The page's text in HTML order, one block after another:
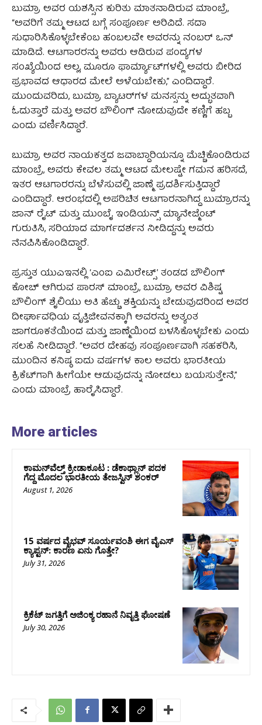
ಬುಮ್ರಾ ಅವರ ಯಶಸ್ಸಿನ ಕುರಿತು ಮಾತನಾಡಿರುವ ಮಾಂಬ್ರೆ,
“ಅವರಿಗೆ ತಮ್ಮ ಆಟದ ಬಗ್ಗೆ ಸಂಪೂರ್ಣ ಅರಿವಿದೆ. ಸದಾ
ಸುಧಾರಿಸಿಕೊಳ್ಳಬೇಕೆಂಬ ಹಂಬಲವೇ ಅವರನ್ನು ನಂಬರ್ ಒನ್
ಮಾಡಿದೆ. ಆಟಗಾರರನ್ನು ಅವರು ಆಡಿರುವ ಪಂದ್ಯಗಳ
ಸಂಖ್ಯೆಯಿಂದ ಅಲ್ಲ, ಮೂರೂ ಫಾರ್ಮ್ಯಾಟ್‌ಗಳಲ್ಲಿ ಅವರು ಬೀರಿದ
ಪ್ರಭಾವದ ಆಧಾರದ ಮೇಲೆ ಅಳೆಯಬೇಕು,” ಎಂದಿದ್ದಾರೆ.
ಮುಂದುವರಿದು, ಬುಮ್ರಾ ಬ್ಯಾಟರ್‌ಗಳ ಮನಸ್ಸನ್ನು ಅದ್ಭುತವಾಗಿ
ಓದುತ್ತಾರೆ ಮತ್ತು ಅವರ ಬೌಲಿಂಗ್ ನೋಡುವುದೇ ಕಣ್ಣಿಗೆ ಹಬ್ಬ
ಎಂದು ವರ್ಣಿಸಿದ್ದಾರೆ.
ಬುಮ್ರಾ ಅವರ ನಾಯಕತ್ವದ ಜವಾಬ್ದಾರಿಯನ್ನೂ ಮೆಚ್ಚಿಕೊಂಡಿರುವ
ಮಾಂಬ್ರೆ, ಅವರು ಕೇವಲ ತಮ್ಮ ಆಟದ ಮೇಲಷ್ಟೇ ಗಮನ ಹರಿಸದೆ,
ಇತರ ಆಟಗಾರರನ್ನು ಬೆಳೆಸುವಲ್ಲಿ ಜಾಣ್ಮೆ ಪ್ರದರ್ಶಿಸುತ್ತಿದ್ದಾರೆ
ಎಂದಿದ್ದಾರೆ. ಆರಂಭದಲ್ಲಿ ಅಪರಿಚಿತ ಆಟಗಾರನಾಗಿದ್ದ ಬುಮ್ರಾರನ್ನು
ಜಾನ್ ರೈಟ್ ಮತ್ತು ಮುಂಬೈ ಇಂಡಿಯನ್ಸ್ ಮ್ಯಾನೇಜ್ಮೆಂಟ್
ಗುರುತಿಸಿ, ಸರಿಯಾದ ಮಾರ್ಗದರ್ಶನ ನೀಡಿದ್ದನ್ನು ಅವರು
ನೆನಪಿಸಿಕೊಂಡಿದ್ದಾರೆ.
ಪ್ರಸ್ತುತ ಯುಎಇನಲ್ಲಿ ‘ಎಂಐ ಎಮಿರೇಟ್ಸ್’ ತಂಡದ ಬೌಲಿಂಗ್
ಕೋಚ್ ಆಗಿರುವ ಪಾರಸ್ ಮಾಂಬ್ರೆ, ಬುಮ್ರಾ ಅವರ ವಿಶಿಷ್ಟ
ಬೌಲಿಂಗ್ ಶೈಲಿಯು ಅತಿ ಹೆಚ್ಚು ಶಕ್ತಿಯನ್ನು ಬೇಡುವುದರಿಂದ ಅವರ
ದೀರ್ಘಾವಧಿಯ ವೃತ್ತಿಜೀವನಕ್ಕಾಗಿ ಅವರನ್ನು ಅತ್ಯಂತ
ಜಾಗರೂಕತೆಯಿಂದ ಮತ್ತು ಜಾಣ್ಮೆಯಿಂದ ಬಳಸಿಕೊಳ್ಳಬೇಕು ಎಂದು
ಸಲಹೆ ನೀಡಿದ್ದಾರೆ. “ಅವರ ದೇಹವು ಸಂಪೂರ್ಣವಾಗಿ ಸಹಕರಿಸಿ,
ಮುಂದಿನ ಕನಿಷ್ಠ ಐದು ವರ್ಷಗಳ ಕಾಲ ಅವರು ಭಾರತೀಯ
ಕ್ರಿಕೆಟ್‌ಗಾಗಿ ಹೀಗೆಯೇ ಆಡುವುದನ್ನು ನೋಡಲು ಬಯಸುತ್ತೇನೆ,”
ಎಂದು ಮಾಂಬ್ರೆ ಹಾರೈಸಿದ್ದಾರೆ.
More articles
ಕಾಮನ್‌ವೆಲ್ತ್ ಕ್ರೀಡಾಕೂಟ : ಡೆಕಾಥ್ಲಾನ್ ಪದಕ
ಗೆದ್ದ ಮೊದಲ ಭಾರತೀಯ ತೇಜಸ್ವಿನ್ ಶಂಕರ್
August 1, 2026
15 ವರ್ಷದ ವೈಭವ್ ಸೂರ್ಯವಂಶಿ ಈಗ ವೈಎಸ್
ಕ್ಯಾಪ್ಟನ್: ಕಾರಣ ಏನು ಗೊತ್ತೇ?
July 31, 2026
ಕ್ರಿಕೆಟ್‌ ಜಗತ್ತಿಗೆ ಅಜಿಂಕ್ಯ ರಹಾನೆ ನಿವೃತ್ತಿ ಘೋಷಣೆ
July 30, 2026